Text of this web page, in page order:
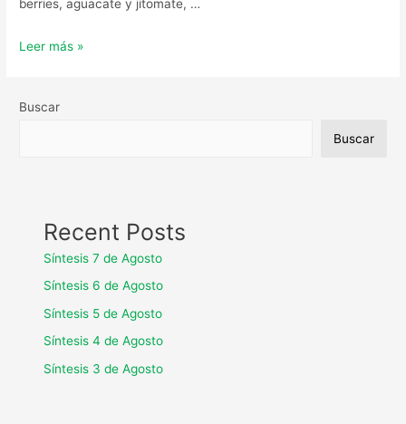
berries, aguacate y jitomate, …
Leer más »
Buscar
Buscar
Recent Posts
Síntesis 7 de Agosto
Síntesis 6 de Agosto
Síntesis 5 de Agosto
Síntesis 4 de Agosto
Síntesis 3 de Agosto